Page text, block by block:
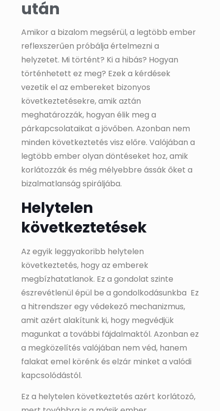
után
Amikor a bizalom megsérül, a legtöbb ember
reflexszerűen próbálja értelmezni a
helyzetet. Mi történt? Ki a hibás? Hogyan
történhetett ez meg? Ezek a kérdések
vezetik el az embereket bizonyos
következtetésekre, amik aztán
meghatározzák, hogyan élik meg a
párkapcsolataikat a jövőben. Azonban nem
minden következtetés visz előre. Valójában a
legtöbb ember olyan döntéseket hoz, amik
korlátozzák és még mélyebbre ássák őket a
bizalmatlanság spiráljába.
Helytelen
következtetések
Az egyik leggyakoribb helytelen
következtetés, hogy az emberek
megbízhatatlanok. Ez a gondolat szinte
észrevétlenül épül be a gondolkodásunkba Ez
a hitrendszer egy védekező mechanizmus,
amit azért alakítunk ki, hogy megvédjük
magunkat a további fájdalmaktól. Azonban ez
a megközelítés valójában nem véd, hanem
falakat emel körénk és elzár minket a valódi
kapcsolódástól.
Ez a helytelen következtetés azért korlátozó,